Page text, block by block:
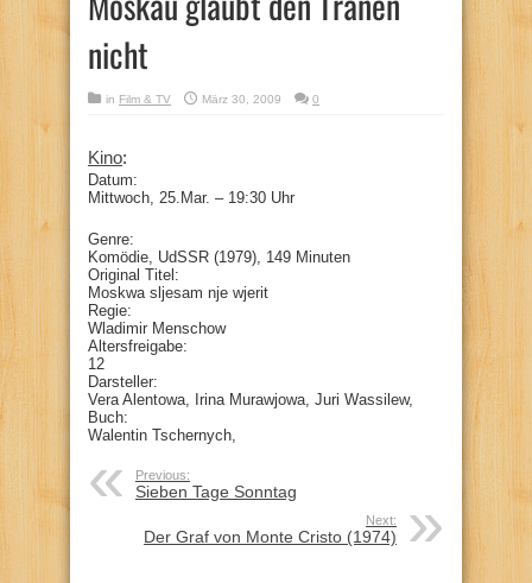
nicht
in Film & TV März 30, 2009 0
Kino:
Datum:
Mittwoch, 25.Mar. – 19:30 Uhr
Genre:
Komödie, UdSSR (1979), 149 Minuten
Original Titel:
Moskwa sljesam nje wjerit
Regie:
Wladimir Menschow
Altersfreigabe:
12
Darsteller:
Vera Alentowa, Irina Murawjowa, Juri Wassilew,
Buch:
Walentin Tschernych,
Previous:
Sieben Tage Sonntag
Next:
Der Graf von Monte Cristo (1974)